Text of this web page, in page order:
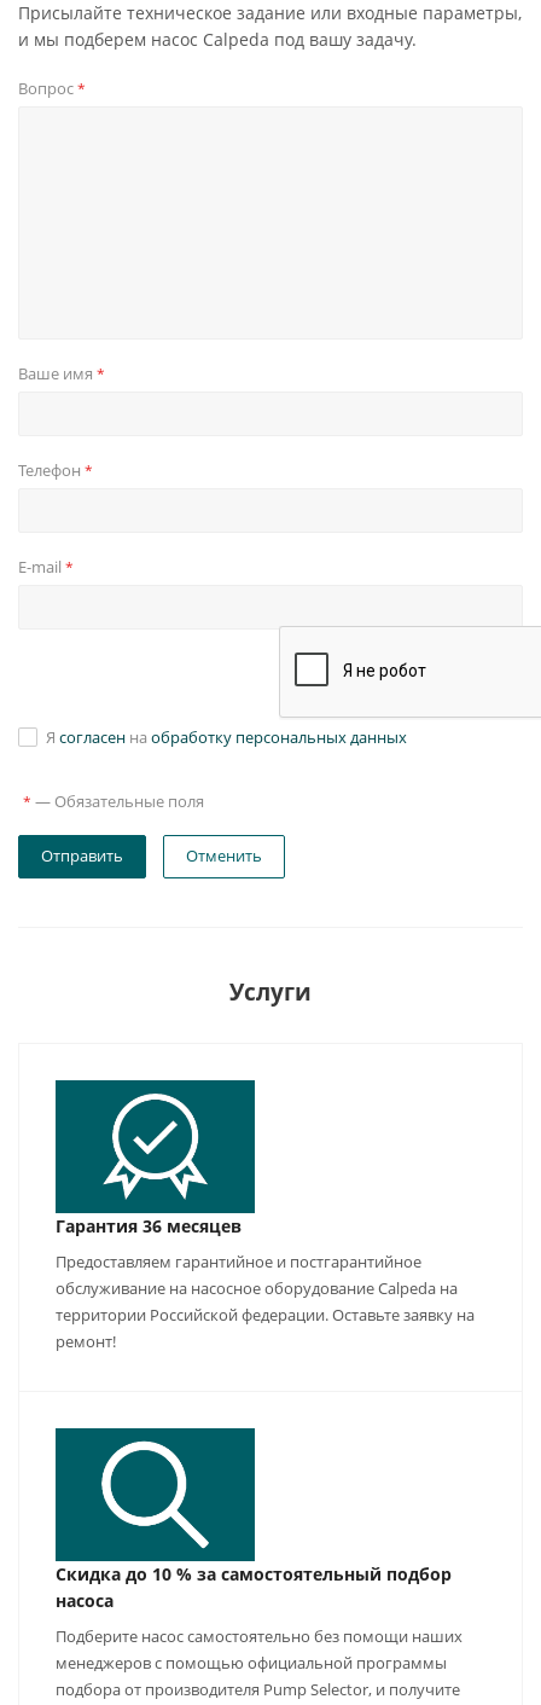
Присылайте техническое задание или входные параметры,
и мы подберем насос Calpeda под вашу задачу.
Вопрос*
Ваше имя *
Телефон *
E-mail *
Я согласен на обработку персональных данных
* — Обязательные поля
Отправить Отменить
Услуги
Гарантия 36 месяцев
Предоставляем гарантийное и постгарантийное
обслуживание на насосное оборудование Calpeda на
территории Российской федерации. Оставьте заявку на
ремонт!
Скидка до 10 % за самостоятельный подбор
насоса
Подберите насос самостоятельно без помощи наших
менеджеров с помощью официальной программы
подбора от производителя Pump Selector, и получите